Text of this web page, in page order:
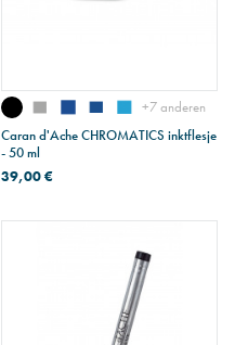
+7 anderen
Caran d'Ache CHROMATICS inktflesje
- 50 ml
39,00 €